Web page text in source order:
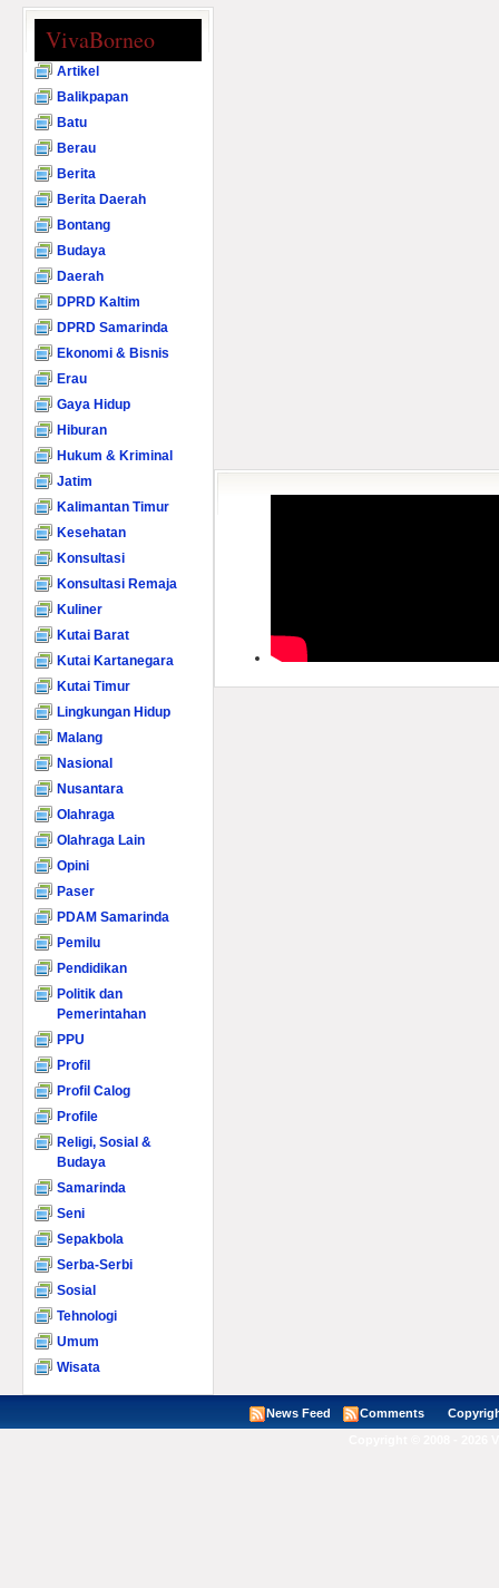
VivaBorneo
Artikel
Balikpapan
Batu
Berau
Berita
Berita Daerah
Bontang
Budaya
Daerah
DPRD Kaltim
DPRD Samarinda
Ekonomi & Bisnis
Erau
Gaya Hidup
Hiburan
Hukum & Kriminal
Jatim
Kalimantan Timur
Kesehatan
Konsultasi
Konsultasi Remaja
Kuliner
Kutai Barat
Kutai Kartanegara
Kutai Timur
Lingkungan Hidup
Malang
Nasional
Nusantara
Olahraga
Olahraga Lain
Opini
Paser
PDAM Samarinda
Pemilu
Pendidikan
Politik dan
Pemerintahan
PPU
Profil
Profil Calog
Profile
Religi, Sosial &
Budaya
Samarinda
Seni
Sepakbola
Serba-Serbi
Sosial
Tehnologi
Umum
Wisata
News Feed Comments Copyright